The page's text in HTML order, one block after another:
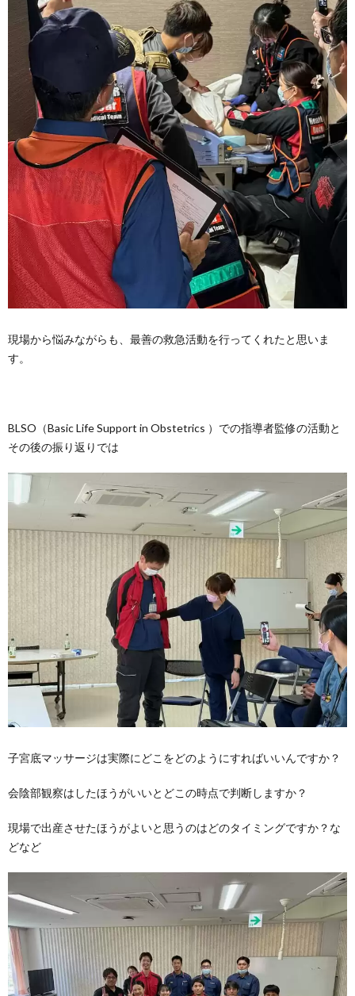
現場から悩みながらも、最善の救急活動を行ってくれたと思いま
す。
BLSO（Basic Life Support in Obstetrics ）での指導者監修の活動と
その後の振り返りでは
子宮底マッサージは実際にどこをどのようにすればいいんですか？
会陰部観察はしたほうがいいとどこの時点で判断しますか？
現場で出産させたほうがよいと思うのはどのタイミングですか？な
どなど